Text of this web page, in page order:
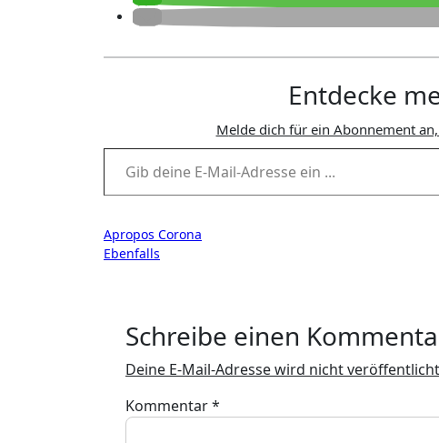
Entdecke
Melde dich für ein Abonnement
Gib deine E-Mail-Adresse ein ...
Beitragsnavigation
Apropos Corona
Ebenfalls
Schreibe einen
Deine E-Mail-Adresse wird nicht
Kommentar*